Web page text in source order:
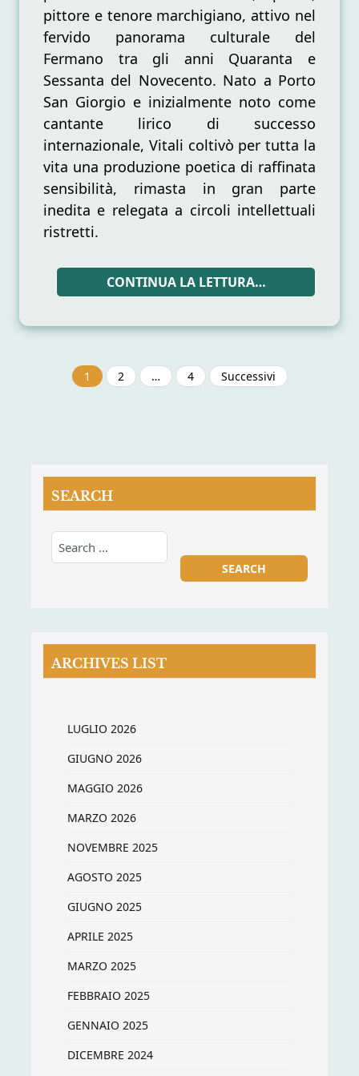
pittore e tenore marchigiano, attivo nel
fervido panorama culturale del
Fermano tra gli anni Quaranta e
Sessanta del Novecento. Nato a Porto
San Giorgio e inizialmente noto come
cantante lirico di successo
internazionale, Vitali coltivò per tutta la
vita una produzione poetica di raffinata
sensibilità, rimasta in gran parte
inedita e relegata a circoli intellettuali
ristretti.
CONTINUA LA LETTURA…
Paginazione
1 2 … 4 Successivi
SEARCH
ARCHIVES LIST
LUGLIO 2026
GIUGNO 2026
MAGGIO 2026
MARZO 2026
NOVEMBRE 2025
AGOSTO 2025
GIUGNO 2025
APRILE 2025
MARZO 2025
FEBBRAIO 2025
GENNAIO 2025
DICEMBRE 2024